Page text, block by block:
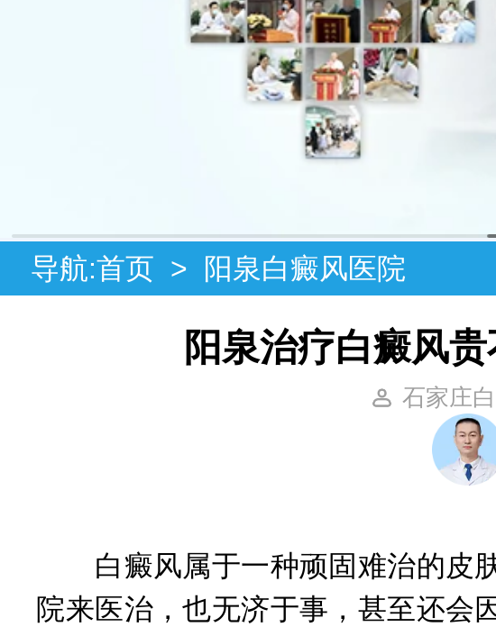
导航:首页 > 阳泉白癜风医院
阳泉治疗白癜风
石家庄
白癜风属于一种顽固难治的皮肤
院来医治，也无济于事，甚至还会